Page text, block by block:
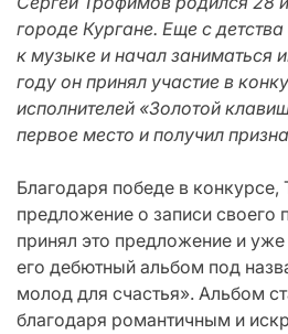
городе Кургане. Еще с
к музыке и начал заниматься
году он принял участие в
исполнителей «Золотой
первое место и получил
Благодаря победе в
предложение о записи своего
принял это предложение и
его дебютный альбом под
молод для счастья». Альбом
благодаря романтичным и